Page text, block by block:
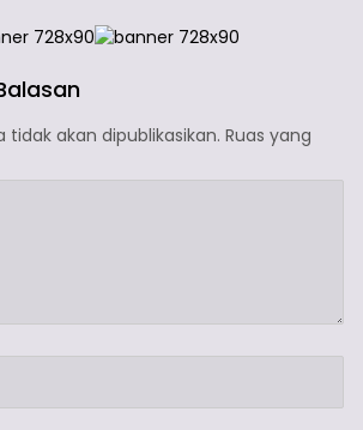
akan dipublikasikan. Ruas yang